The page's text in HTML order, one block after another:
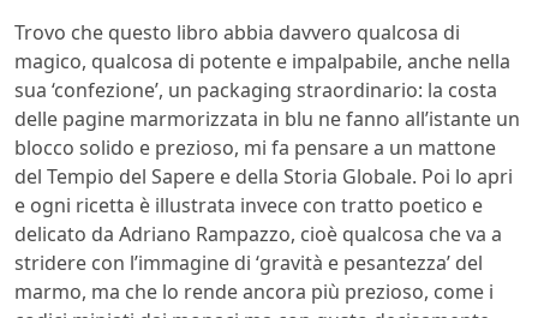
Trovo che questo libro abbia davvero qualcosa di
magico, qualcosa di potente e impalpabile, anche nella
sua ‘confezione’, un packaging straordinario: la costa
delle pagine marmorizzata in blu ne fanno all’istante un
blocco solido e prezioso, mi fa pensare a un mattone
del Tempio del Sapere e della Storia Globale. Poi lo apri
e ogni ricetta è illustrata invece con tratto poetico e
delicato da Adriano Rampazzo, cioè qualcosa che va a
stridere con l’immagine di ‘gravità e pesantezza’ del
marmo, ma che lo rende ancora più prezioso, come i